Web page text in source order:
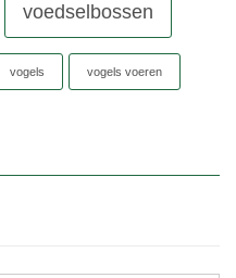
voedselbossen
vogels vogels voeren